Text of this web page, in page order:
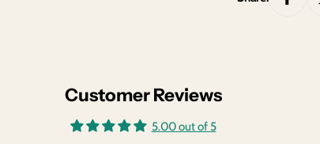
Customer Reviews
5.00 out of 5